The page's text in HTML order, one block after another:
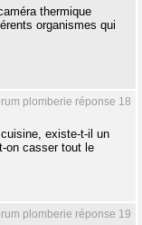
thermique
organismes qui
plomberie réponse 18
existe-t-il un
on casser tout le
plomberie réponse 19